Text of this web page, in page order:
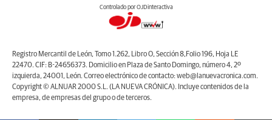
Controlado por OJDinteractiva
Registro Mercantil de León, Tomo 1.262, Libro O, Sección 8,Folio 196, Hoja LE
22470. CIF: B-24656373. Domicilio en Plaza de Santo Domingo, número 4, 2º
izquierda, 24001, León. Correo electrónico de contacto: web@lanuevacronica.com.
Copyright © ALNUAR 2000 S.L. (LA NUEVA CRÓNICA). Incluye contenidos de la
empresa, de empresas del grupo o de terceros.